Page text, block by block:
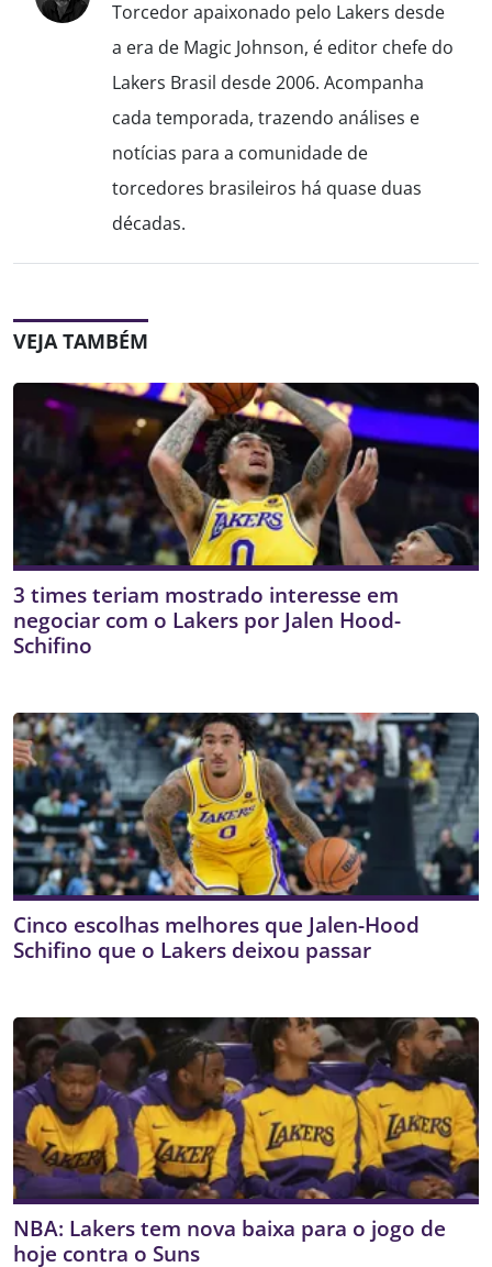
Torcedor apaixonado pelo Lakers desde
a era de Magic Johnson, é editor chefe do
Lakers Brasil desde 2006. Acompanha
cada temporada, trazendo análises e
notícias para a comunidade de
torcedores brasileiros há quase duas
décadas.
VEJA TAMBÉM
3 times teriam mostrado interesse em
negociar com o Lakers por Jalen Hood-
Schifino
Cinco escolhas melhores que Jalen-Hood
Schifino que o Lakers deixou passar
NBA: Lakers tem nova baixa para o jogo de
hoje contra o Suns